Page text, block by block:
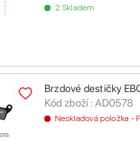
2 Skladem
Brzdové destičky
Kód zboží : AD0578
Neskladová položka -